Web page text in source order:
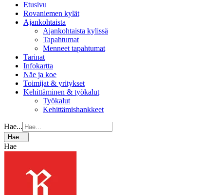
Etusivu
Rovaniemen kylät
Ajankohtaista
Ajankohtaista kylissä
Tapahtumat
Menneet tapahtumat
Tarinat
Infokartta
Näe ja koe
Toimijat & yritykset
Kehittäminen & työkalut
Työkalut
Kehittämishankkeet
Hae...
Hae...
Hae